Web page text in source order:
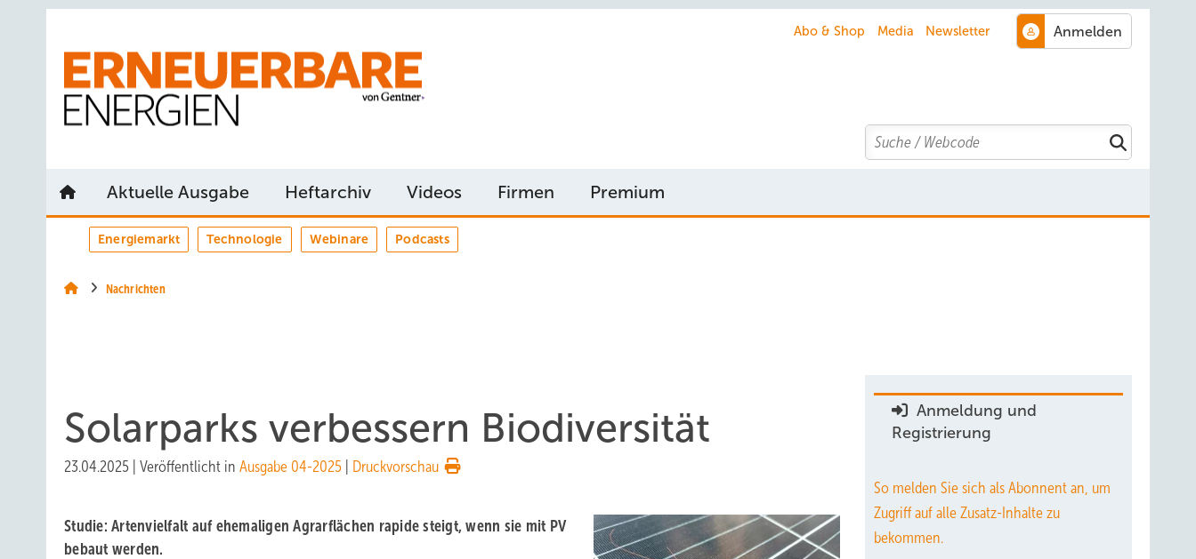
Abo & Shop Media Newsletter
Search
Aktuelle Ausgabe Heftarchiv Videos Firmen Premium
Energiemarkt Technologie Webinare Podcasts
Nachrichten
Solarparks verbessern Biodiversität
23.04.2025 Veröffentlicht in Ausgabe 04-2025 Druckvorschau
Studie: Artenvielfalt auf ehemaligen Agrarflächen rapide steigt, wenn sie mit PV
bebaut werden.
Anmeldung und
Registrierung
So melden Sie sich als Abonnent an, um
Zugriff auf alle Zusatz-Inhalte zu
bekommen.